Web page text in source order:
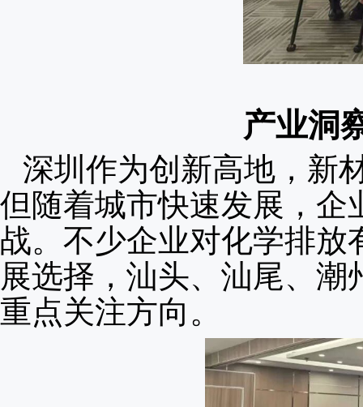
产业洞
深圳作为创新高地，新
但随着城市快速发展，企
战。不少企业对化学排放
展选择，汕头、汕尾、
重点关注方向。